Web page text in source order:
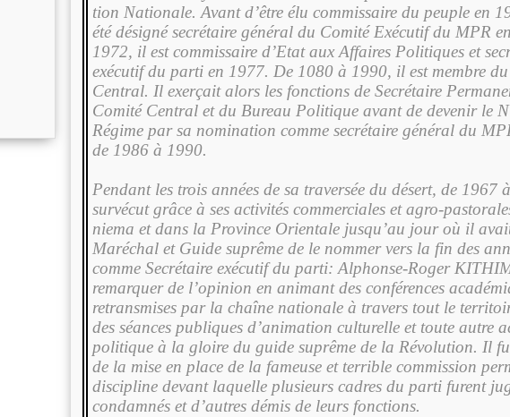
tion Nationale. Avant d’être élu commissaire du peuple en
été désigné secrétaire général du Comité Exécutif du MPR
1972, il est commissaire d’Etat aux Affaires Politiques et
exécutif du parti en 1977. De 1080 à 1990, il est membre
Central. Il exerçait alors les fonctions de Secrétai­re
Comité Central et du Bureau Politi­que avant de devenir le
Régime par sa nomi­nation comme secrétaire général du
de 1986 à 1990.
Pendant les trois années de sa tra­versée du désert, de 1967
survécut grâce à ses activités commerciales et agro-
niema et dans la Province Orientale jusqu’au jour où il
Maréchal et Guide suprême de le nom­mer vers la fin des
comme Secrétaire exécutif du parti: Alphonse-Roger
remarquer de l’opinion en animant des conférences
retransmises par la chaîne nationale à travers tout le
des séances publiques d’ani­mation culturelle et toute autre
politique à la gloire du guide suprême de la Révolution. Il
de la mise en place de la fameuse et terrible commission
discipline devant laquel­le plusieurs cadres du parti furent
condamnés et d’autres démis de leurs fonctions.